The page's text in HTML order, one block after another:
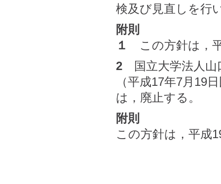
検及び見直しを行
附則
１
この方針は，
2 国立大学法人山
（平成17年7月19
は，廃止する。
附則
この方針は，平成